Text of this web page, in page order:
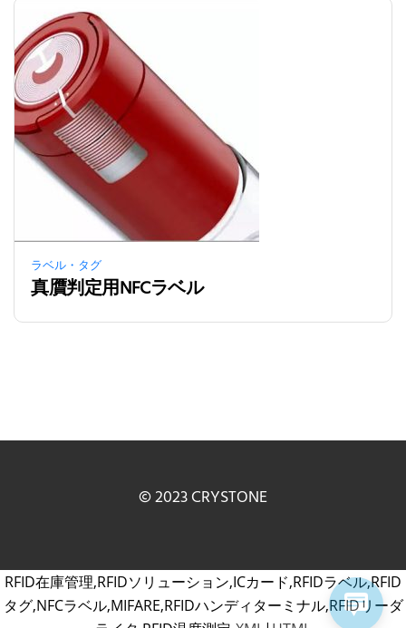
ラベル・タグ
真贋判定用NFCラベル
© 2023 CRYSTONE
RFID在庫管理,RFIDソリューション,ICカード,RFIDラベル,RFID
タグ,NFCラベル,MIFARE,RFIDハンディターミナル,RFIDリーダ